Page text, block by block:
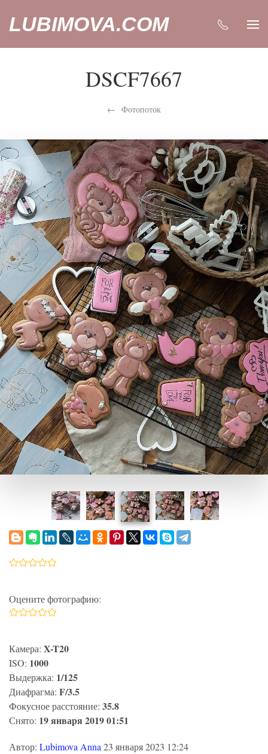
LUBIMOVA.COM
DSCF7667
Фотопоток
Оцените фотографию:
Камера: X-T20
ISO: 1000
Выдержка: 1/125
Диафрагма: F/3.5
Фокусное расстояние: 35.8
Снято: 19 января 2019 01:51
Автор: Lubimova Anna 23 января 2023 12:24